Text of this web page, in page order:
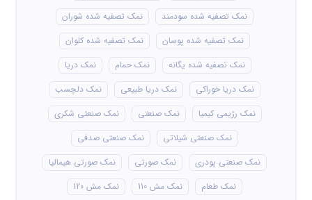
نمک تصفیه شده سودمند
نمک تصفیه شده شوران
نمک تصفیه شده پوسان
نمک تصفیه شده کلوان
نمک تصفیه شده یگانه
نمک حمام
نمک دریا
نمک دریا خوراکی
نمک دریا طبیعی
نمک دلچسب
نمک رژیمی کیمیا
نمک صنعتی
نمک صنعتی شکری
نمک صنعتی شیلاتی
نمک صنعتی صدفی
نمک صنعتی پودری
نمک صورتی
نمک صورتی هیمالیا
نمک طعام
نمک مش 110
نمک مش 120